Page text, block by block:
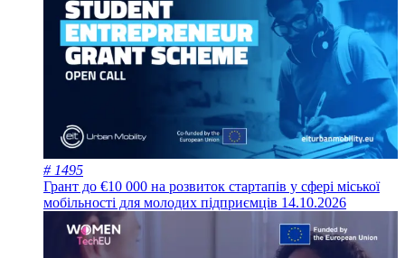
# 1495
Грант до €10 000 на розвиток стартапів у сфері міської
мобільності для молодих підприємців 14.10.2026